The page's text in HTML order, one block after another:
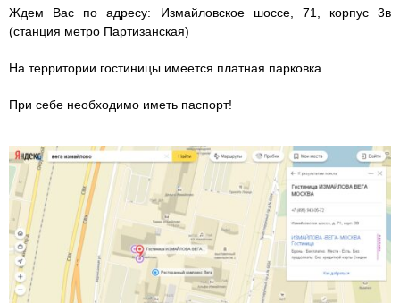
Ждем Вас по адресу: Измайловское шоссе, 71, корпус 3в
(станция метро Партизанская)
На территории гостиницы имеется платная парковка.
При себе необходимо иметь паспорт!